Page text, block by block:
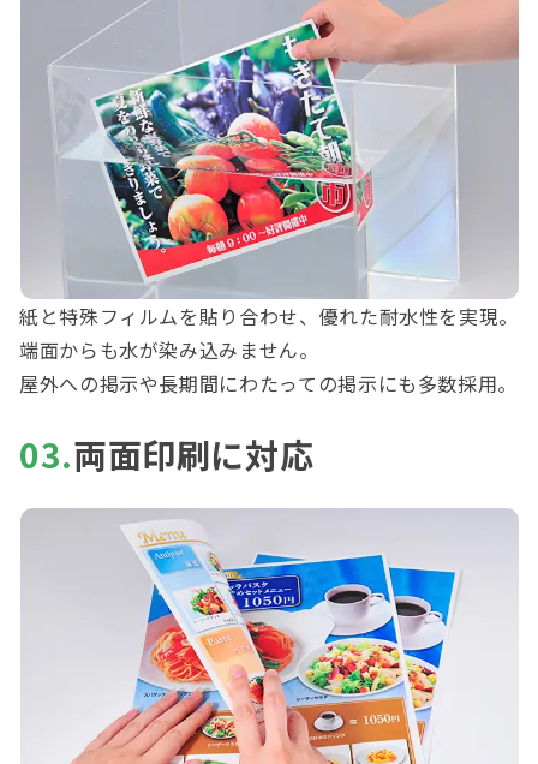
紙と特殊フィルムを貼り合わせ、優れた耐水性を実現。
端面からも水が染み込みません。
屋外への掲示や長期間にわたっての掲示にも多数採用。
03.両面印刷に対応